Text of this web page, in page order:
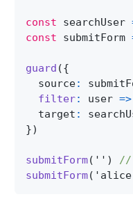
const searchUser
const submitForm
guard ({
  source
:
filter: user =>
  target
:
})
submitForm( '' )
//
submitForm(